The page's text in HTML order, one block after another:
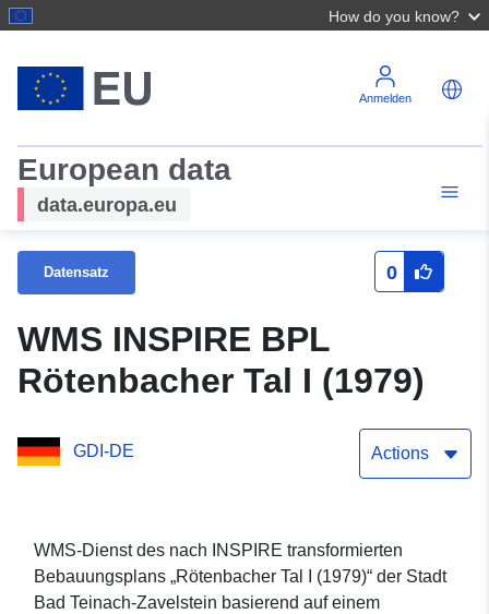
How do you know?
Anmelden
European data
data.europa.eu
Datensatz 0
WMS INSPIRE BPL
Rötenbacher Tal I (1979)
GDI-DE Actions
WMS-Dienst des nach INSPIRE transformierten
Bebauungsplans „Rötenbacher Tal I (1979)“ der Stadt
Bad Teinach-Zavelstein basierend auf einem